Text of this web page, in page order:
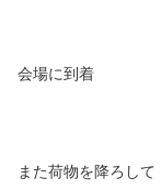
会場に到着
また荷物を降ろして